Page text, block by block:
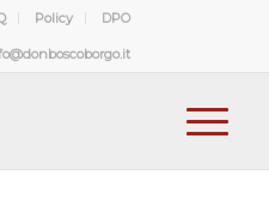
Policy DPO